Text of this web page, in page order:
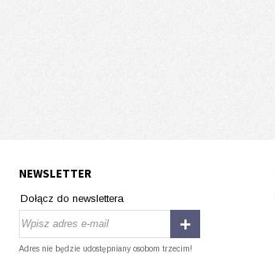
NEWSLETTER
Dołącz do newslettera
Adres nie będzie udostępniany osobom trzecim!